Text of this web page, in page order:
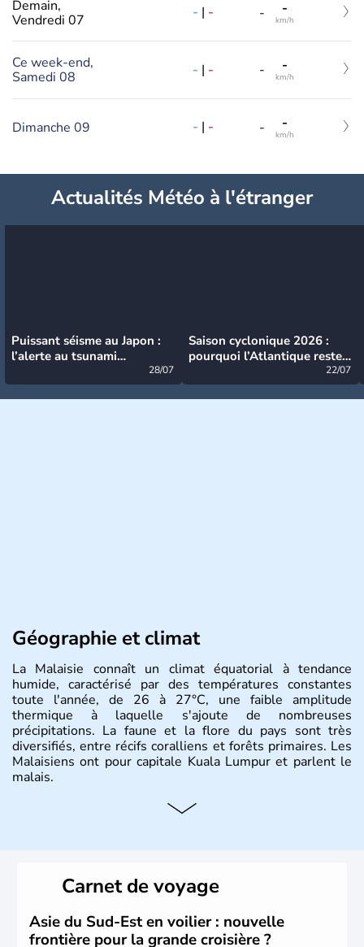
Demain,
Vendredi 07
- | - - -
km/h
Ce week-end,
Samedi 08
- | - - -
km/h
Dimanche 09 - | - - -
km/h
Actualités Météo à l'étranger
Puissant séisme au Japon :
l’alerte au tsunami
28/07
Saison cyclonique 2026 :
pourquoi l’Atlantique reste
22/07
Géographie et climat
La Malaisie connaît un climat équatorial à tendance
humide, caractérisé par des températures constantes
toute l'année, de 26 à 27°C, une faible amplitude
thermique à laquelle s'ajoute de nombreuses
précipitations. La faune et la flore du pays sont très
diversifiés, entre récifs coralliens et forêts primaires. Les
Malaisiens ont pour capitale Kuala Lumpur et parlent le
malais.
Histoire et administration
constituent son territoire. C'est l'un des « tigres » de la
région, passant en quelques années de « pays en voie de
développement » à « pays développé », riche de ses 27
millions d'habitants. La religion dominante est l'Islam.
Carnet de voyage
Asie du Sud-Est en voilier : nouvelle
frontière pour la grande croisière ?